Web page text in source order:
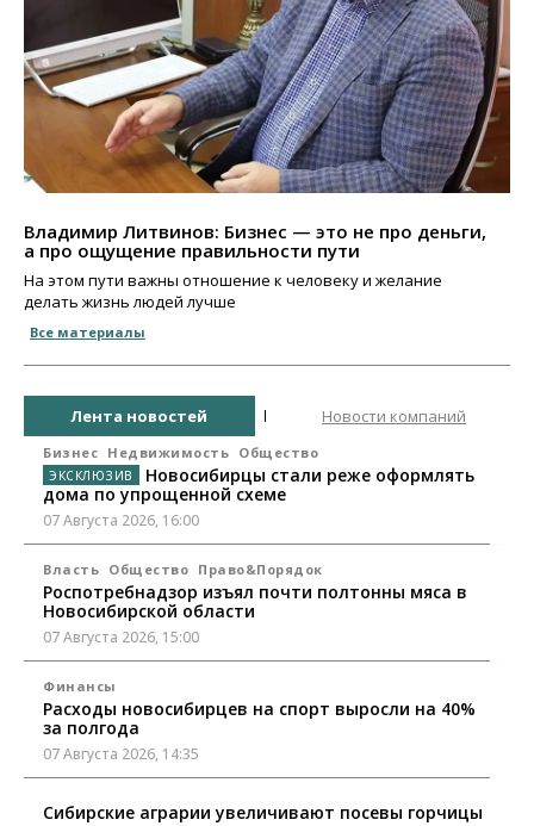
Владимир Литвинов: Бизнес — это не про деньги,
а про ощущение правильности пути
На этом пути важны отношение к человеку и желание
делать жизнь людей лучше
Все материалы
Лента новостей Новости компаний
Бизнес Недвижимость Общество
Новосибирцы стали реже оформлять
дома по упрощенной схеме
07 Августа 2026, 16:00
Власть Общество Право&Порядок
Роспотребнадзор изъял почти полтонны мяса в
Новосибирской области
07 Августа 2026, 15:00
Финансы
Расходы новосибирцев на спорт выросли на 40%
за полгода
07 Августа 2026, 14:35
Сибирские аграрии увеличивают посевы горчицы